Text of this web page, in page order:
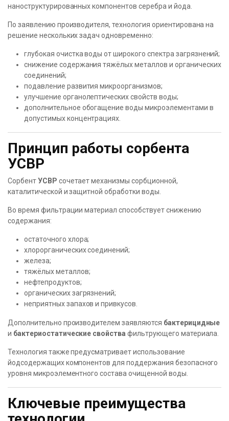
наноструктурированных компонентов серебра и йода.
По заявлению производителя, технология ориентирована на
решение нескольких задач одновременно:
глубокая очистка воды от широкого спектра загрязнений;
снижение содержания тяжёлых металлов и органических
соединений;
подавление развития микроорганизмов;
улучшение органолептических свойств воды;
дополнительное обогащение воды микроэлементами в
допустимых концентрациях.
Принцип работы сорбента
УСВР
СорбентУСВР сочетает механизмы сорбционной,
каталитической и защитной обработки воды.
Во время фильтрации материал способствует снижению
содержания:
остаточного хлора;
хлорорганических соединений;
железа;
тяжёлых металлов;
нефтепродуктов;
органических загрязнений;
неприятных запахов и привкусов.
Дополнительно производителем заявляются бактерицидные
и бактериостатические свойства фильтрующего материала.
Технология также предусматривает использование
йодсодержащих компонентов для поддержания безопасного
уровня микроэлементного состава очищенной воды.
Ключевые преимущества